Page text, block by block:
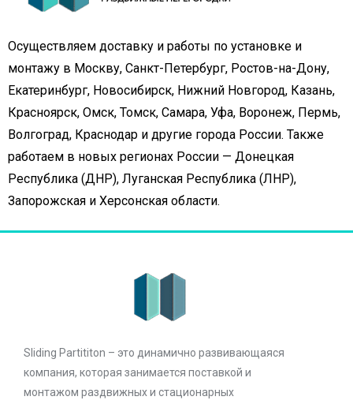
Осуществляем доставку и работы по установке и
монтажу в Москву, Санкт-Петербург, Ростов-на-Дону,
Екатеринбург, Новосибирск, Нижний Новгород, Казань,
Красноярск, Омск, Томск, Самара, Уфа, Воронеж, Пермь,
Волгоград, Краснодар и другие города России. Также
работаем в новых регионах России — Донецкая
Республика (ДНР), Луганская Республика (ЛНР),
Запорожская и Херсонская области.
Sliding Partititon – это динамично развивающаяся
компания, которая занимается поставкой и
монтажом раздвижных и стационарных